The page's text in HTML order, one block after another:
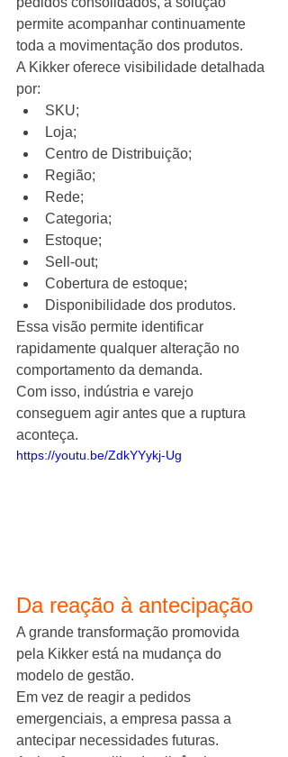
permite acompanhar continuamente
toda a movimentação dos produtos.
A Kikker oferece visibilidade detalhada
por:
SKU;
Loja;
Centro de Distribuição;
Região;
Rede;
Categoria;
Estoque;
Sell-out;
Cobertura de estoque;
Disponibilidade dos produtos.
Essa visão permite identificar
rapidamente qualquer alteração no
comportamento da demanda.
Com isso, indústria e varejo
conseguem agir antes que a ruptura
aconteça.
https://youtu.be/ZdkYYykj-Ug
Da reação à antecipação
A grande transformação promovida
pela Kikker está na mudança do
modelo de gestão.
Em vez de reagir a pedidos
emergenciais, a empresa passa a
antecipar necessidades futuras.